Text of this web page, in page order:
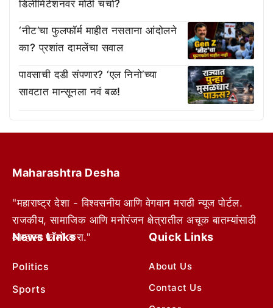
डिलीमिटेशनवर मोठी चर्चा?
‘नीट’चा फुलफॉर्म माहीत नसताना आंदोलने
का? प्रशांत दामलेंचा सवाल
पावसाची दडी संपणार? ‘एल निनो’च्या
सावटात मान्सूनला नवं बळ!
Maharashtra Desha
"महाराष्ट्र देशा - विश्वसनीय आणि वेगवान मराठी न्यूज पोर्टल.
राजकीय, सामाजिक आणि मनोरंजन क्षेत्रातील अचूक बातम्यांसाठी
आम्हाला फॉलो करा."
News Links
Politics
Sports
Quick Links
About Us
Contact Us